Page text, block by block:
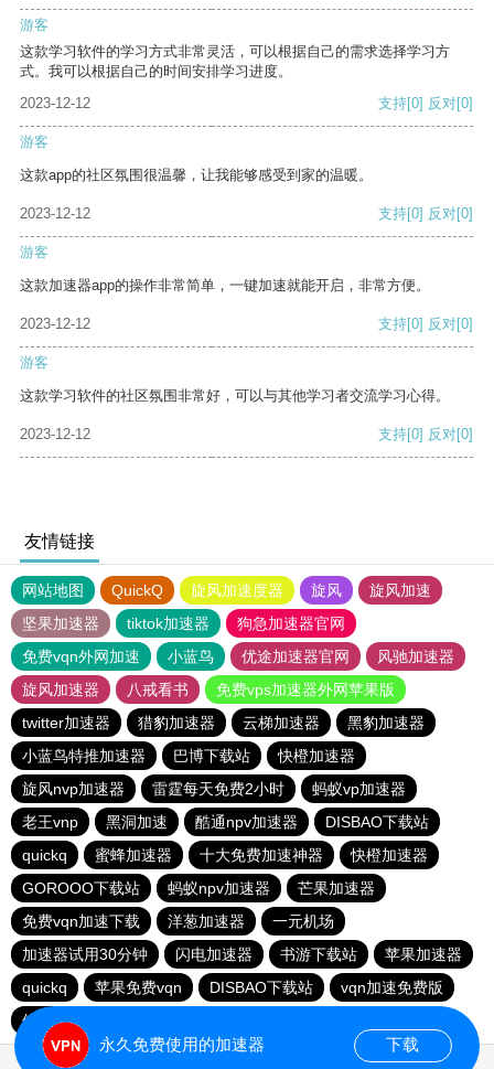
游客
这款学习软件的学习方式非常灵活，可以根据自己的需求选择学习方
式。我可以根据自己的时间安排学习进度。
2023-12-12
支持[0] 反对[0]
游客
这款app的社区氛围很温馨，让我能够感受到家的温暖。
2023-12-12 支持[0] 反对[0]
游客
这款加速器app的操作非常简单，一键加速就能开启，非常方便。
2023-12-12 支持[0] 反对[0]
游客
这款学习软件的社区氛围非常好，可以与其他学习者交流学习心得。
2023-12-12 支持[0] 反对[0]
友情链接
网站地图 QuickQ 旋风加速度器 旋风
旋风加速
坚果加速器
tiktok加速器
狗急加速器官网
免费vqn外网加速
小蓝鸟 优途加速器官网
风驰加速器
旋风加速器
八戒看书
免费vps加速器外网苹果版
twitter加速器
猎豹加速器 云梯加速器
黑豹加速器
小蓝鸟特推加速器
巴博下载站
快橙加速器
旋风nvp加速器
雷霆每天免费2小时
蚂蚁vp加速器
老王vnp
黑洞加速 酷通npv加速器
DISBAO下载站
quickq
蜜蜂加速器 十大免费加速神器
快橙加速器
GOROOO下载站
蚂蚁npv加速器
芒果加速器
免费vqn加速下载
洋葱加速器
一元机场
加速器试用30分钟
闪电加速器 书游下载站
苹果加速器
quickq
苹果免费vqn DISBAO下载站
vqn加速免费版
俺来买下载站
永久免费使用的加速器 下载